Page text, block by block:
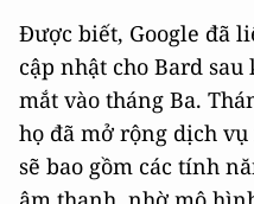
Được biết, Google đã
cập nhật cho Bard
mắt vào tháng Ba.
họ đã mở rộng dịch
sẽ bao gồm các tính